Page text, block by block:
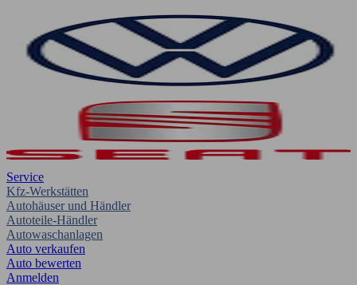
Service
Kfz-Werkstätten
Autohäuser und Händler
Autoteile-Händler
Autowaschanlagen
Auto verkaufen
Auto bewerten
Anmelden